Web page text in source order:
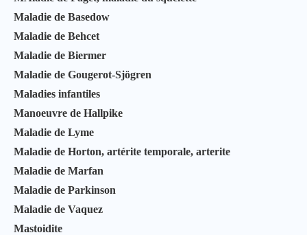
Maladie de Basedow
Maladie de Behcet
Maladie de Biermer
Maladie de Gougerot-Sjögren
Maladies infantiles
Manoeuvre de Hallpike
Maladie de Lyme
Maladie de Horton, artérite temporale, arterite
Maladie de Marfan
Maladie de Parkinson
Maladie de Vaquez
Mastoidite